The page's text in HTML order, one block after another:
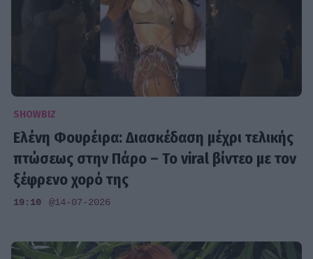
SHOWBIZ
Ελένη Φουρέιρα: Διασκέδαση μέχρι τελικής
πτώσεως στην Πάρο – Το viral βίντεο με τον
ξέφρενο χορό της
19:10 @14-07-2026